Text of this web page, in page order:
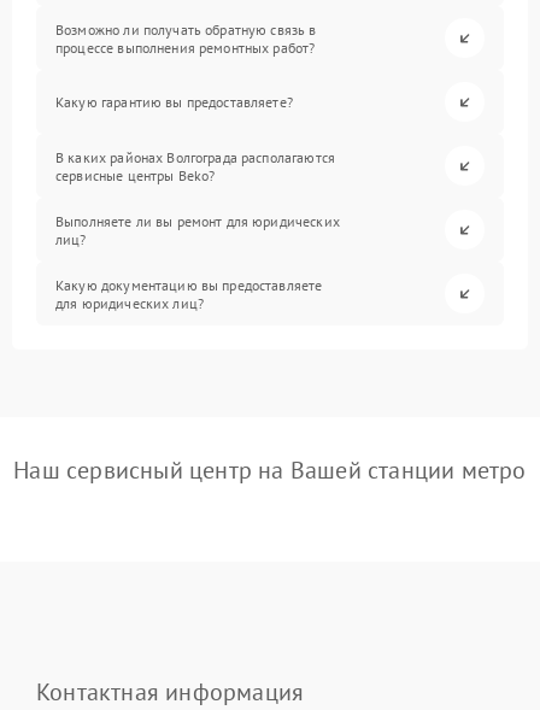
Возможно ли получать обратную связь в
процессе выполнения ремонтных работ?
Какую гарантию вы предоставляете?
В каких районах Волгограда располагаются
сервисные центры Beko?
Выполняете ли вы ремонт для юридических
лиц?
Какую документацию вы предоставляете
для юридических лиц?
Наш сервисный центр на Вашей станции метро
Контактная информация